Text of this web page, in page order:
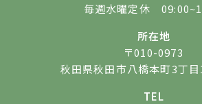
毎週水曜定休
所在地
〒010-0973
秋田県秋田市八橋本町3丁
TEL